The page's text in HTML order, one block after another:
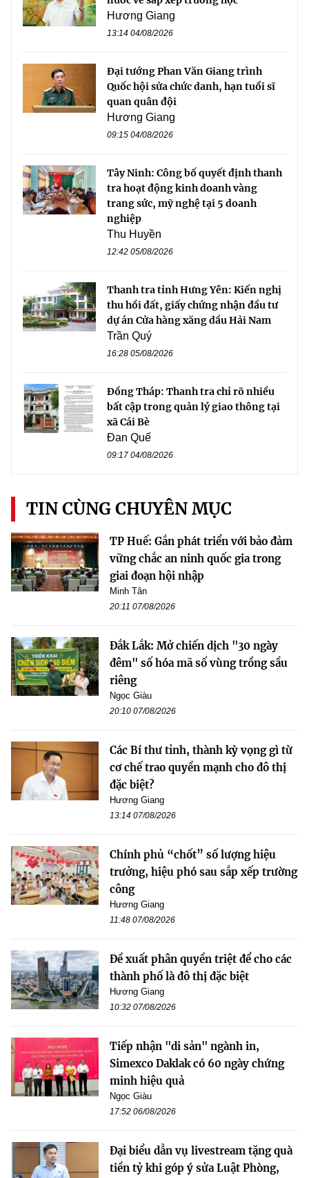
Hương Giang
13:14 04/08/2026
Đại tướng Phan Văn Giang trình
Quốc hội sửa chức danh, hạn tuổi sĩ
quan quân đội
Hương Giang
09:15 04/08/2026
Tây Ninh: Công bố quyết định thanh
tra hoạt động kinh doanh vàng
trang sức, mỹ nghệ tại 5 doanh
nghiệp
Thu Huyền
12:42 05/08/2026
Thanh tra tỉnh Hưng Yên: Kiến nghị
thu hồi đất, giấy chứng nhận đầu tư
dự án Cửa hàng xăng dầu Hải Nam
Trần Quý
16:28 05/08/2026
Đồng Tháp: Thanh tra chỉ rõ nhiều
bất cập trong quản lý giao thông tại
xã Cái Bè
Đan Quế
09:17 04/08/2026
TIN CÙNG CHUYÊN MỤC
TP Huế: Gắn phát triển với bảo đảm
vững chắc an ninh quốc gia trong
giai đoạn hội nhập
Minh Tân
20:11 07/08/2026
Đắk Lắk: Mở chiến dịch "30 ngày
đêm" số hóa mã số vùng trồng sầu
riêng
Ngọc Giàu
20:10 07/08/2026
Các Bí thư tỉnh, thành kỳ vọng gì từ
cơ chế trao quyền mạnh cho đô thị
đặc biệt?
Hương Giang
13:14 07/08/2026
Chính phủ “chốt” số lượng hiệu
trưởng, hiệu phó sau sắp xếp trường
công
Hương Giang
11:48 07/08/2026
Đề xuất phân quyền triệt để cho các
thành phố là đô thị đặc biệt
Hương Giang
10:32 07/08/2026
Tiếp nhận "di sản" ngành in,
Simexco Daklak có 60 ngày chứng
minh hiệu quả
Ngọc Giàu
17:52 06/08/2026
Đại biểu dẫn vụ livestream tặng quà
tiền tỷ khi góp ý sửa Luật Phòng,